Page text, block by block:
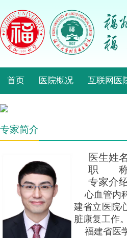
首页 医院概况 互联网医
专家简介
医生姓
职 称
专家介
心血管内
建省立医院
脏康复工作。
福建省医